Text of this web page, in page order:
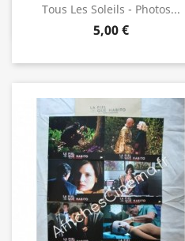
Tous Les Soleils - Photos...
5,00 €
Aperçu rapide